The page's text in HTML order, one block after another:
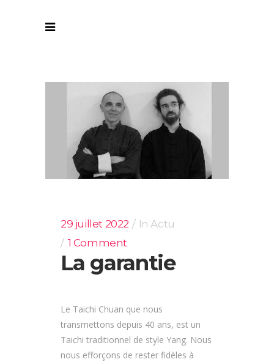
29 juillet 2022 In Actu
1 Comment
La garantie
Le Taichi Chuan que nous
transmettons depuis 40 ans, est un
Taichi traditionnel de style Yang. Nous
nous efforçons de rester fidèles à